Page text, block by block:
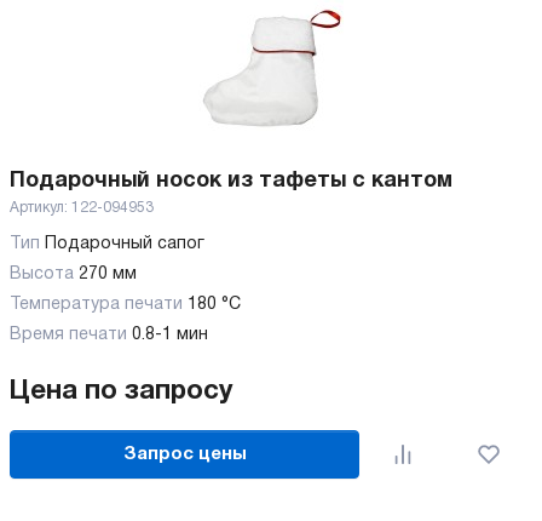
Подарочный носок из тафеты с кантом
Артикул: 122-094953
Тип
Подарочный сапог
Высота 270 мм
Температура печати 180 °C
Время печати 0.8-1 мин
Цена по запросу
Запрос цены